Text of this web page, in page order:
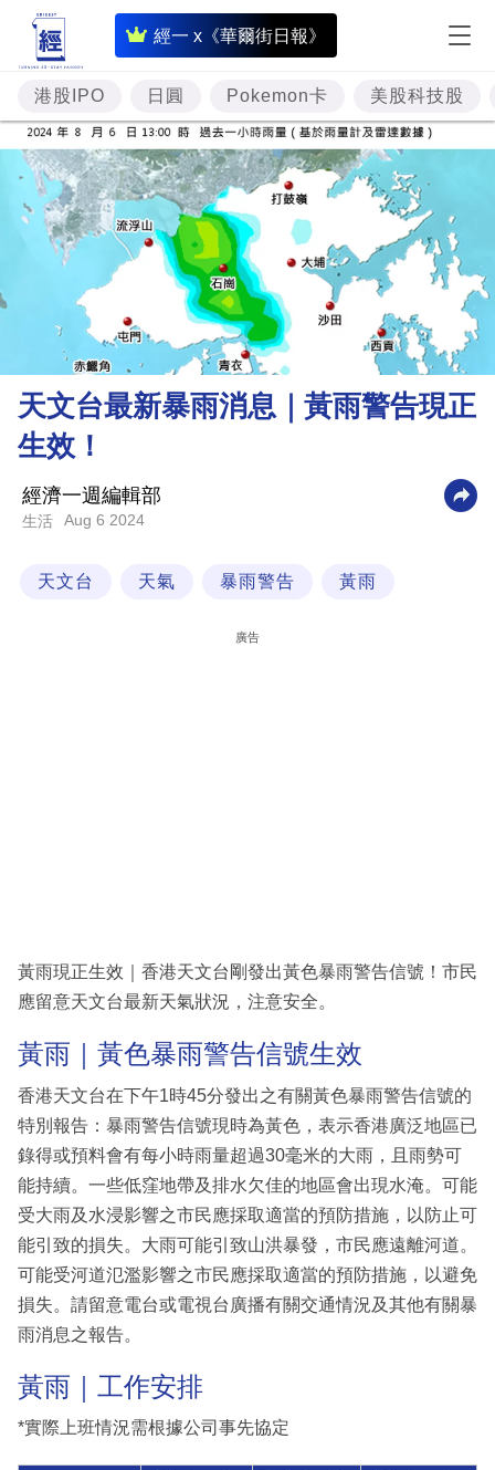
經一 x《華爾街日報》
即
時
財
經
專
題
投
資
市
理
財
業
科
區
港股IPO 日圓 Pokemon卡 美股科技股
天文台最新暴雨消息｜黃雨警告現正
生效！
經濟一週編輯部
生活 Aug 6 2024
天文台 天氣 暴雨警告 黃雨
廣告
黃雨現正生效｜香港天文台剛發出黃色暴雨警告信號！市民
應留意天文台最新天氣狀況，注意安全。
黃雨｜黃色暴雨警告信號生效
香港天文台在下午1時45分發出之有關黃色暴雨警告信號的
特別報告：暴雨警告信號現時為黃色，表示香港廣泛地區已
錄得或預料會有每小時雨量超過30毫米的大雨，且雨勢可
能持續。一些低窪地帶及排水欠佳的地區會出現水淹。可能
受大雨及水浸影響之市民應採取適當的預防措施，以防止可
能引致的損失。大雨可能引致山洪暴發，市民應遠離河道。
可能受河道氾濫影響之市民應採取適當的預防措施，以避免
損失。請留意電台或電視台廣播有關交通情況及其他有關暴
雨消息之報告。
黃雨｜工作安排
*實際上班情況需根據公司事先協定